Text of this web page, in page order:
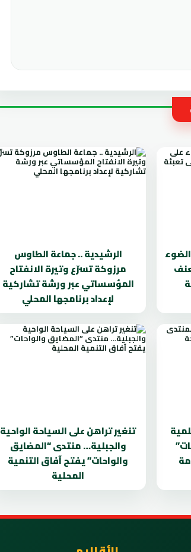
الرشيدية .. جماعة الطاوس
مرزوكة تسرّع وتيرة الانفتاح
المؤسساتي عبر ورشة تشاركية
لإعداد برنامجها المحلي
تنغير تراهن على السياحة الواحية
والجبلية… منتدى “المضايق
والواحات” يفتح آفاق التنمية
المحلية